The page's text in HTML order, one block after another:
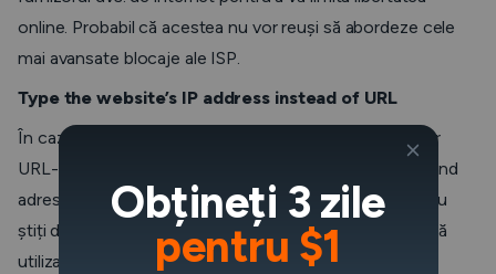
online. Probabil că acestea nu vor reuși să abordeze cele
mai avansate blocaje ale ISP.
Type the website’s IP address instead of URL
În cazul în care furnizorul dvs. de internet a blocat doar
URL-ul unui site web, vă puteți recâștiga accesul tastând
adresa IP a acestuia în bara de adrese a browserului. Nu
știți de unde să obțineți adresa IP a site-ului? Trebuie să
utilizați comanda ping. Dacă utilizați Windows, tastați
Obțineți 3 zile
pentru $1